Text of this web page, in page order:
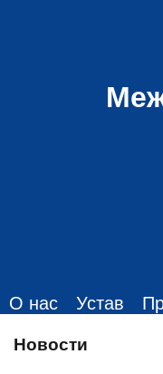
О нас Устав
Новости